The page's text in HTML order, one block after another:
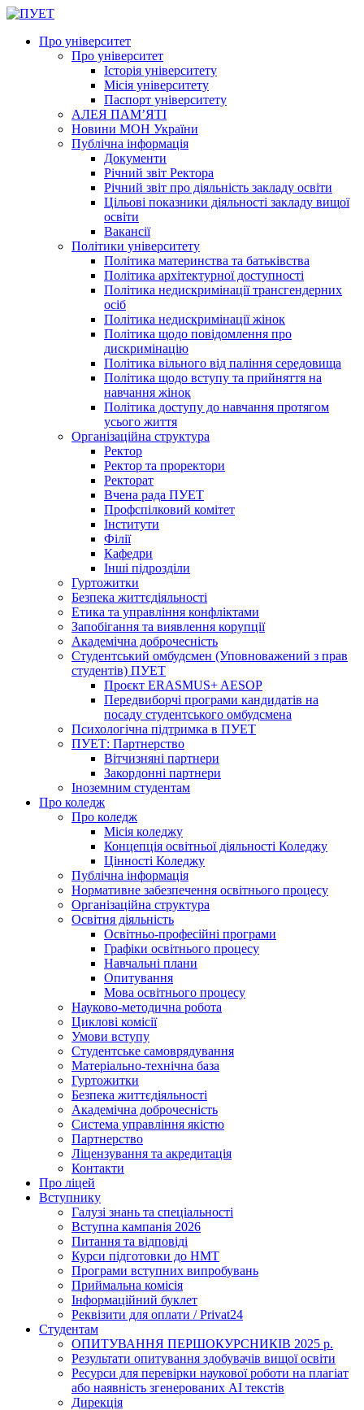
Про університет
Про університет
Історія університету
Місія університету
Паспорт університету
АЛЕЯ ПАМ’ЯТІ
Новини МОН України
Публічна інформація
Документи
Річний звіт Ректора
Річний звіт про діяльність закладу освіти
Цільові показники діяльності закладу вищої
освіти
Вакансії
Політики університету
Політика материнства та батьківства
Політика архітектурної доступності
Політика недискримінації трансгендерних
осіб
Політика недискримінації жінок
Політика щодо повідомлення про
дискримінацію
Політика вільного від паління середовища
Політика щодо вступу та прийняття на
навчання жінок
Політика доступу до навчання протягом
усього життя
Організаційна структура
Ректор
Ректор та проректори
Ректорат
Вчена рада ПУЕТ
Профспілковий комітет
Інститути
Філії
Кафедри
Інші підрозділи
Гуртожитки
Безпека життєдіяльності
Етика та управління конфліктами
Запобігання та виявлення корупції
Академічна доброчесність
Студентський омбудсмен (Уповноважений з прав
студентів) ПУЕТ
Проєкт ERASMUS+ AESOP
Передвиборчі програми кандидатів на
посаду студентського омбудсмена
Психологічна підтримка в ПУЕТ
ПУЕТ: Партнерство
Вітчизняні партнери
Закордонні партнери
Іноземним студентам
Про коледж
Про коледж
Місія коледжу
Концепція освітньої діяльності Коледжу
Цінності Коледжу
Публічна інформація
Нормативне забезпечення освітнього процесу
Організаційна структура
Освітня діяльність
Освітньо-професійні програми
Графіки освітнього процесу
Навчальні плани
Опитування
Мова освітнього процесу
Науково-методична робота
Циклові комісії
Умови вступу
Студентське самоврядування
Матеріально-технічна база
Гуртожитки
Безпека життєдіяльності
Академічна доброчесність
Система управління якістю
Партнерство
Ліцензування та акредитація
Контакти
Про ліцей
Вступнику
Галузі знань та спеціальності
Вступна кампанія 2026
Питання та відповіді
Курси підготовки до НМТ
Програми вступних випробувань
Приймальна комісія
Інформаційний буклет
Реквізити для оплати / Privat24
Студентам
ОПИТУВАННЯ ПЕРШОКУРСНИКІВ 2025 р.
Результати опитування здобувачів вищої освіти
Ресурси для перевірки наукової роботи на плагіат
або наявність згенерованих АІ текстів
Дирекція